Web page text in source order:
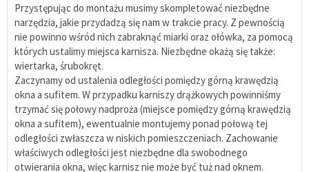
Przystępując do montażu musimy skompletować niezbędne
narzędzia, jakie przydadzą się nam w trakcie pracy. Z pewnością
nie powinno wśród nich zabraknąć miarki oraz ołówka, za pomocą
których ustalimy miejsca karnisza. Niezbędne okażą się także:
wiertarka, śrubokręt.
Zaczynamy od ustalenia odległości pomiędzy górną krawędzią
okna a sufitem. W przypadku karniszy drążkowych powinniśmy
trzymać się połowy nadproża (miejsce pomiędzy górną krawędzią
okna a sufitem), ewentualnie montujemy ponad połową tej
odległości zwłaszcza w niskich pomieszczeniach. Zachowanie
właściwych odległości jest niezbędne dla swobodnego
otwierania okna, więc karnisz nie może być tuż nad oknem.